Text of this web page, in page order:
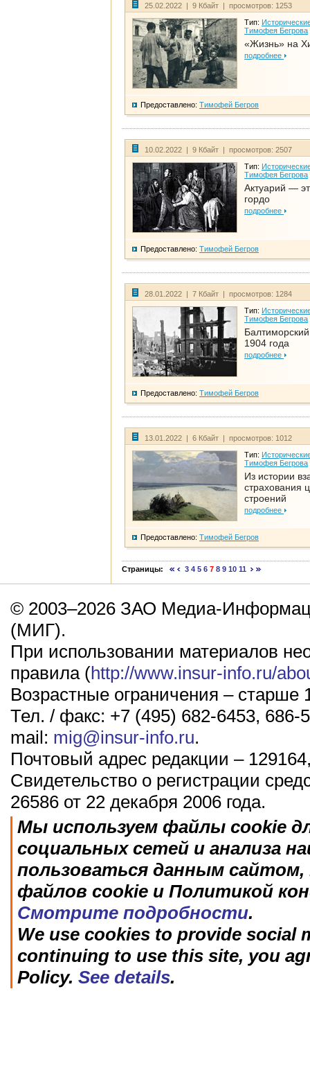
25.02.2022 | 9 Кбайт | просмотров: 1253
Тип:
Тимофея Бегрова
«Жизнь» на
подробнее
Предоставлено: Тимофей Бегров
10.02.2022 | 9 Кбайт | просмотров: 2507
Тип:
Тимофея Бегрова
Актуарий —
гордо
подробнее
Предоставлено: Тимофей Бегров
28.01.2022 | 7 Кбайт | просмотров: 1284
Тип:
Тимофея Бегрова
1904 года
подробнее
Предоставлено: Тимофей Бегров
13.01.2022 | 6 Кбайт | просмотров: 1012
Тип:
Тимофея Бегрова
Из истории
страхования
строений
подробнее
Предоставлено: Тимофей Бегров
Страницы: 3 4 5 6 7 8 9 10 11
© 2003–2026 ЗАО Медиа-
(МИГ).
При использовании материалов
правила (http://www.insur-info.ru/
Возрастные ограничения – старше
Тел. / факс: +7 (495) 682-6453, 686-
mail: mig@insur-info.ru.
Почтовый адрес редакции –
Свидетельство о регистрации
26586 от 22 декабря 2006 года.
Мы используем файлы cookie
социальных сетей и анализа
пользоваться данным
файлов cookie и Политикой
Смотрите подробности.
We use cookies to provide social
continuing to use this site, you
Policy. See details.